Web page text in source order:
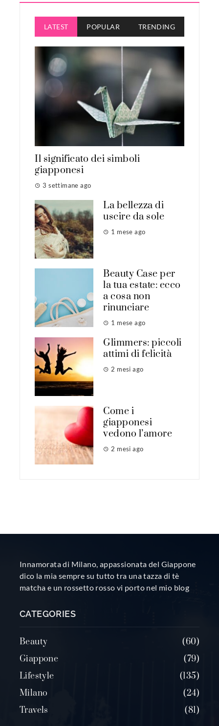
LATEST POPULAR TRENDING
Il significato dei simboli
giapponesi
3 settimane ago
La bellezza di
uscire da sole
1 mese ago
Beauty Case per
la tua estate: ecco
a cosa non
rinunciare
1 mese ago
Glimmers: piccoli
attimi di felicità
2 mesi ago
Come i
giapponesi
vedono l’amore
2 mesi ago
Innamorata di Milano, appassionata del Giappone
dico la mia sempre su tutto tra una tazza di tè
matcha e un rossetto rosso vi porto nel mio blog
CATEGORIES
Beauty
60
Giappone
79
Lifestyle
135
Milano
24
Travels
81